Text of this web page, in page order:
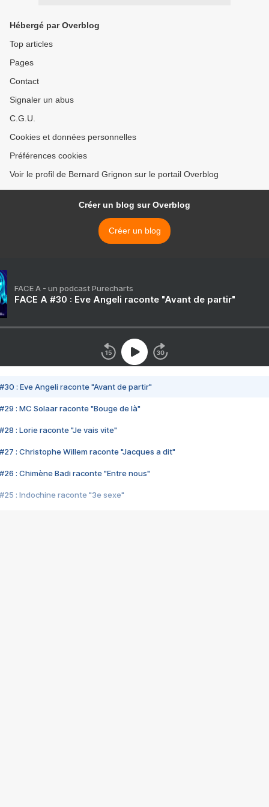
Hébergé par Overblog
Top articles
Pages
Contact
Signaler un abus
C.G.U.
Cookies et données personnelles
Préférences cookies
Voir le profil de Bernard Grignon sur le portail Overblog
Créer un blog sur Overblog
Créer un blog
FACE A - un podcast Purecharts
FACE A #30 : Eve Angeli raconte "Avant de partir"
#30 : Eve Angeli raconte "Avant de partir"
#29 : MC Solaar raconte "Bouge de là"
#28 : Lorie raconte "Je vais vite"
#27 : Christophe Willem raconte "Jacques a dit"
#26 : Chimène Badi raconte "Entre nous"
#25 : Indochine raconte "3e sexe"